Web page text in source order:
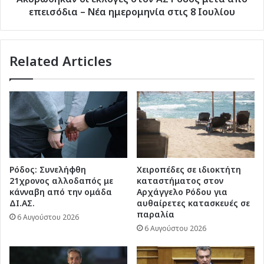
στις
Ιουλίου
επεισόδια – Νέα ημερομηνία στις 8 Ιουλίου
Related Articles
Ρόδος: Συνελήφθη
21χρονος αλλοδαπός με
κάνναβη από την ομάδα
ΔΙ.ΑΣ.
6 Αυγούστου 2026
Χειροπέδες σε ιδιοκτήτη
καταστήματος στον
Αρχάγγελο Ρόδου για
αυθαίρετες κατασκευές σε
παραλία
6 Αυγούστου 2026